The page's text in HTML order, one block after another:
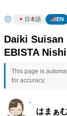
日本語 EN
Daiki
EBISTA
This page is
for accuracy.
はまぁ